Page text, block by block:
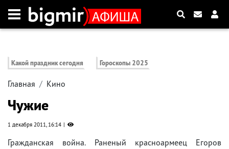
Какой праздник сегодня Гороскопы 2025
Главная Кино
Чужие
1 декабря 2011, 16:14
Гражданская война. Раненый красноармеец Егоров